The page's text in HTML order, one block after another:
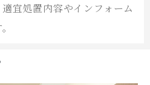
宜処置内容やインフォーム